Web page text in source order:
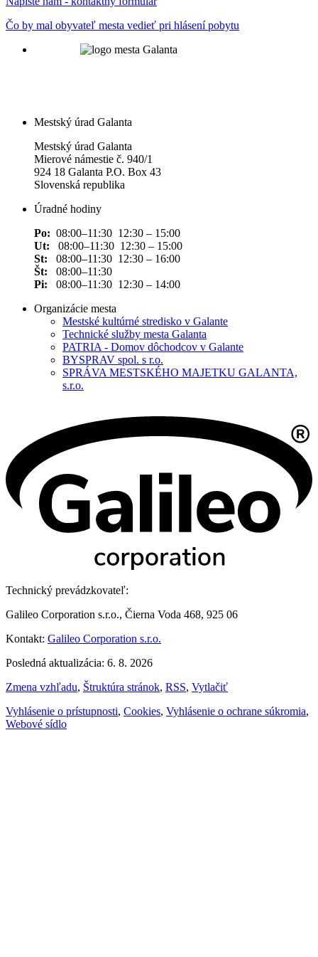
Čo by mal obyvateľ mesta vedieť pri hlásení pobytu
Mestský úrad Galanta
Mestský úrad Galanta
Mierové námestie č. 940/1
924 18 Galanta P.O. Box 43
Slovenská republika
Úradné hodiny
Po: 08:00–11:30 12:30 – 15:00
Ut: 08:00–11:30 12:30 – 15:00
St: 08:00–11:30 12:30 – 16:00
Št: 08:00–11:30
Pi: 08:00–11:30 12:30 – 14:00
Organizácie mesta
Mestské kultúrné stredisko v Galante
Technické služby mesta Galanta
PATRIA - Domov dôchodcov v Galante
BYSPRAV spol. s r.o.
SPRÁVA MESTSKÉHO MAJETKU GALANTA,
s.r.o.
Technický prevádzkovateľ:
Galileo Corporation s.r.o., Čierna Voda 468, 925 06
Kontakt: Galileo Corporation s.r.o.
Posledná aktualizácia: 6. 8. 2026
Zmena vzhľadu, Štruktúra stránok, RSS, Vytlačiť
Vyhlásenie o prístupnosti, Cookies, Vyhlásenie o ochrane súkromia,
Webové sídlo